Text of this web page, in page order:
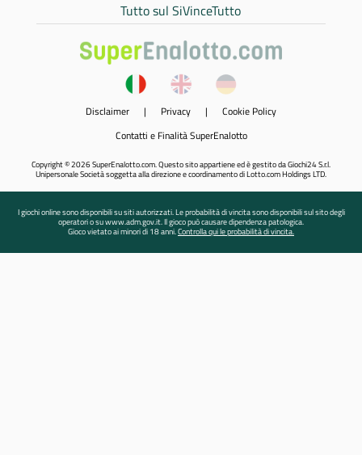
Tutto sul SiVinceTutto
Disclaimer | Privacy | Cookie Policy
Contatti e Finalità SuperEnalotto
Copyright © 2026 SuperEnalotto.com. Questo sito appartiene ed è gestito da Giochi24 S.r.l.
Unipersonale Società soggetta alla direzione e coordinamento di Lotto.com Holdings LTD.
I giochi online sono disponibili su siti autorizzati. Le probabilità di vincita sono disponibili sul sito degli
operatori o su www.adm.gov.it. Il gioco può causare dipendenza patologica.
Gioco vietato ai minori di 18 anni.Controlla qui le probabilità di vincita.